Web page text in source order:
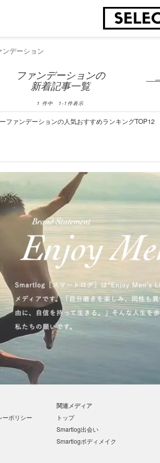
ンデーション
ファンデーションの
新着記事一覧
1 件中 1-1 件表示
ファンデーションの人気おすすめランキングTOP12
ーポリシー
関連メディア
トップ
Smartlog出会い
Smartlogボディメイク